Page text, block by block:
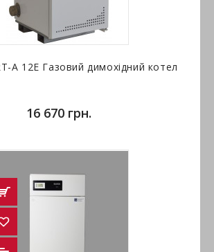
А 12E Газовий димохідний котел
16 670 грн.